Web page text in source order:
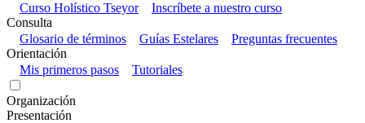
Curso Holístico Tseyor
Inscríbete a nuestro curso
Consulta
Glosario de términos
Guías Estelares
Preguntas frecuentes
Orientación
Mis primeros pasos
Tutoriales
Organización
Presentación